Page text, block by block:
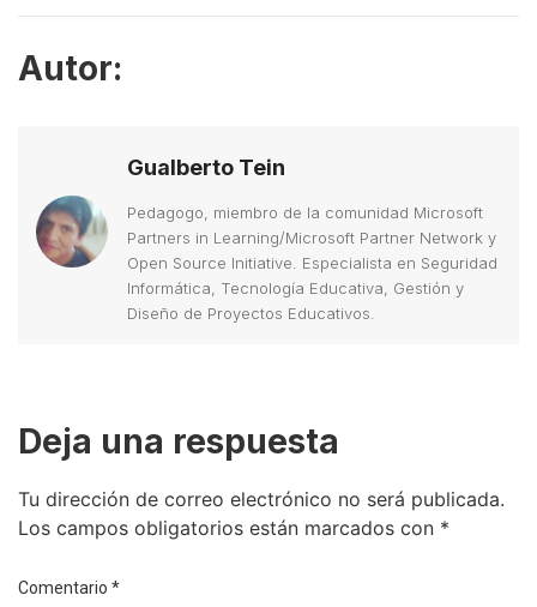
Autor:
Gualberto Tein
Pedagogo, miembro de la comunidad Microsoft
Partners in Learning/Microsoft Partner Network y
Open Source Initiative. Especialista en Seguridad
Informática, Tecnología Educativa, Gestión y
Diseño de Proyectos Educativos.
Deja una respuesta
Tu dirección de correo electrónico no será publicada.
Los campos obligatorios están marcados con *
Comentario *